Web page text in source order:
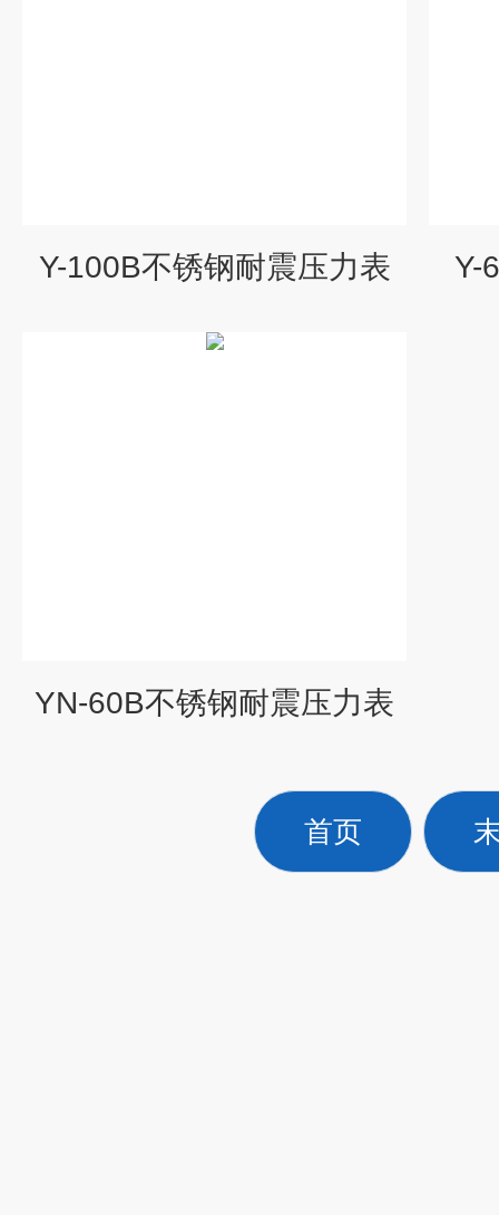
Y-100B不锈钢耐震压力表 Y-
YN-60B不锈钢耐震压力表
首页